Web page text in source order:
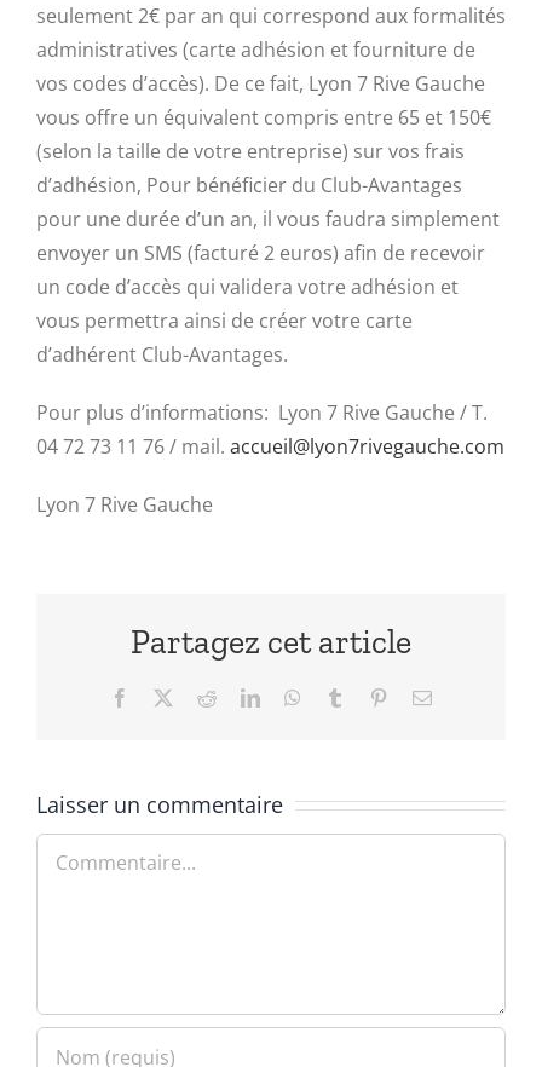
seulement 2€ par an qui correspond aux formalités
administratives (carte adhésion et fourniture de
vos codes d’accès). De ce fait, Lyon 7 Rive Gauche
vous offre un équivalent compris entre 65 et 150€
(selon la taille de votre entreprise) sur vos frais
d’adhésion, Pour bénéficier du Club-Avantages
pour une durée d’un an, il vous faudra simplement
envoyer un SMS (facturé 2 euros) afin de recevoir
un code d’accès qui validera votre adhésion et
vous permettra ainsi de créer votre carte
d’adhérent Club-Avantages.
Pour plus d’informations: Lyon 7 Rive Gauche / T.
04 72 73 11 76 / mail. accueil@lyon7rivegauche.com
Lyon 7 Rive Gauche
Partagez cet article
Facebook RedditLinkedInWhatsApp
Tumblr PinterestEmail
Laisser un commentaire
Commentaire